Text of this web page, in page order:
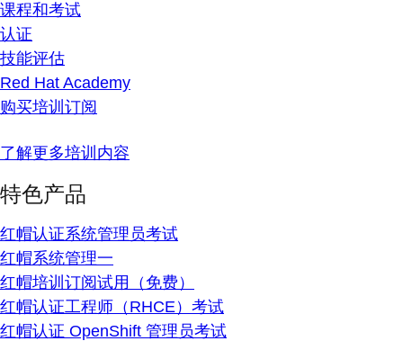
课程和考试
认证
技能评估
Red Hat Academy
购买培训订阅
了解更多培训内容
特色产品
红帽认证系统管理员考试
红帽系统管理一
红帽培训订阅试用（免费）
红帽认证工程师（RHCE）考试
红帽认证 OpenShift 管理员考试